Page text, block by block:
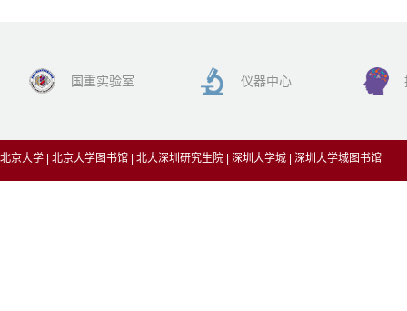
国重实验室 仪器中心
北京大学 | 北京大学图书馆 | 北大深圳研究生院 | 深圳大学城 | 深圳大学城图书馆